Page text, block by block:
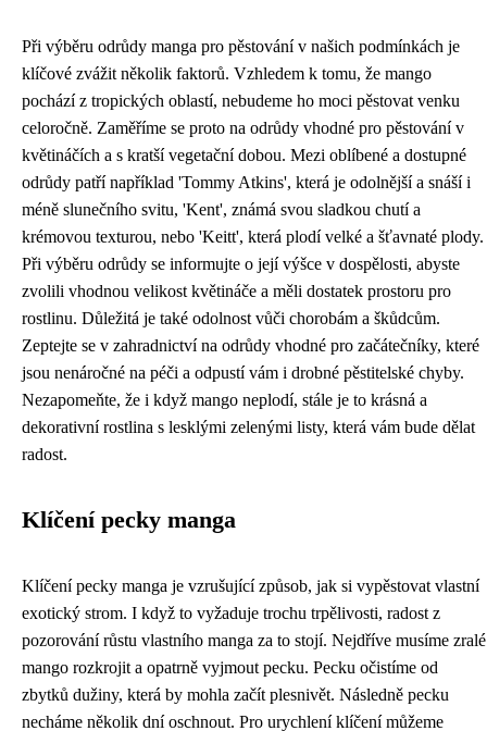
Při výběru odrůdy manga pro pěstování v našich podmínkách je
klíčové zvážit několik faktorů. Vzhledem k tomu, že mango
pochází z tropických oblastí, nebudeme ho moci pěstovat venku
celoročně. Zaměříme se proto na odrůdy vhodné pro pěstování v
květináčích a s kratší vegetační dobou. Mezi oblíbené a dostupné
odrůdy patří například 'Tommy Atkins', která je odolnější a snáší i
méně slunečního svitu, 'Kent', známá svou sladkou chutí a
krémovou texturou, nebo 'Keitt', která plodí velké a šťavnaté plody.
Při výběru odrůdy se informujte o její výšce v dospělosti, abyste
zvolili vhodnou velikost květináče a měli dostatek prostoru pro
rostlinu. Důležitá je také odolnost vůči chorobám a škůdcům.
Zeptejte se v zahradnictví na odrůdy vhodné pro začátečníky, které
jsou nenáročné na péči a odpustí vám i drobné pěstitelské chyby.
Nezapomeňte, že i když mango neplodí, stále je to krásná a
dekorativní rostlina s lesklými zelenými listy, která vám bude dělat
radost.
Klíčení pecky manga
Klíčení pecky manga je vzrušující způsob, jak si vypěstovat vlastní
exotický strom. I když to vyžaduje trochu trpělivosti, radost z
pozorování růstu vlastního manga za to stojí. Nejdříve musíme zralé
mango rozkrojit a opatrně vyjmout pecku. Pecku očistíme od
zbytků dužiny, která by mohla začít plesnivět. Následně pecku
necháme několik dní oschnout. Pro urychlení klíčení můžeme